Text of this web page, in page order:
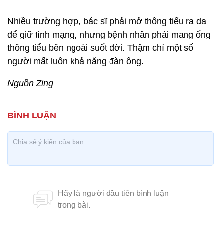
Nhiều trường hợp, bác sĩ phải mở thông tiểu ra da
để giữ tính mạng, nhưng bệnh nhân phải mang ống
thông tiểu bên ngoài suốt đời. Thậm chí một số
người mất luôn khả năng đàn ông.
Nguồn Zing